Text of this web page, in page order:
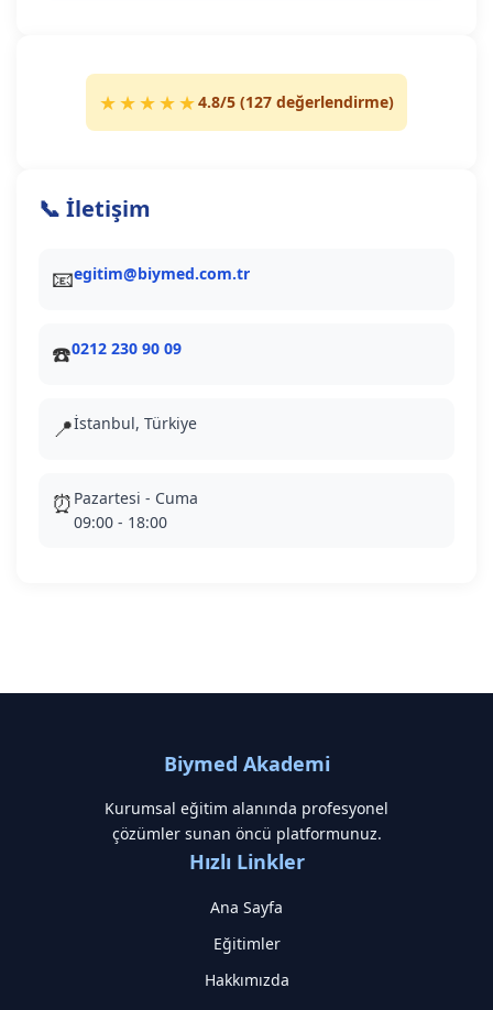
★★★★★4.8/5 (127 değerlendirme)
📞 İletişim
📧egitim@biymed.com.tr
☎️0212 230 90 09
📍İstanbul, Türkiye
⏰ Pazartesi - Cuma
09:00 - 18:00
Biymed Akademi
Kurumsal eğitim alanında profesyonel
çözümler sunan öncü platformunuz.
Hızlı Linkler
Ana Sayfa
Eğitimler
Hakkımızda